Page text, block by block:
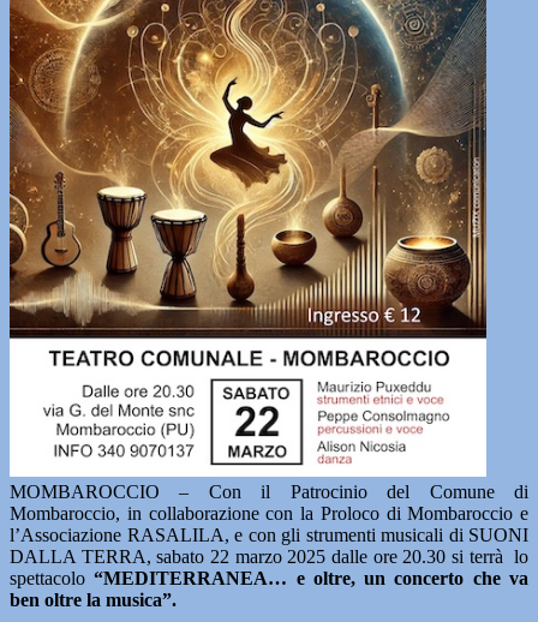
MOMBAROCCIO – Con il Patrocinio del Comune di
Mombaroccio, in collaborazione con la Proloco di Mombaroccio e
l’Associazione RASALILA, e con gli strumenti musicali di SUONI
DALLA TERRA, sabato 22 marzo 2025 dalle ore 20.30 si terrà lo
spettacolo“MEDITERRANEA… e oltre, un concerto che va
ben oltre la musica”.